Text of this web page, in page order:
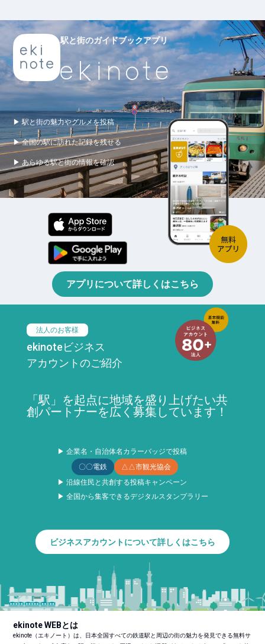
駅と街のガイドブックアプリ
▶ 駅と街の魅力やグルメを投稿
▶ 全国の駅に訪れた記録を残せる
▶ あらゆる駅と街の情報を確認
アプリについて詳しくはこちら
法人のお客様
ekinoteビジネス
アカウントのご紹介
「駅」を起点に地域を盛り上げたい共
創パートナーを広く募集しています！
▶ 企業名・自治体名カラーバッジで投稿
〇〇電鉄
△△市観光協会
▶ 沿線住民と共創する投稿キャンペーン
▶ 全国から集客できるデジタルスタンプラリー
ビジネスアカウントについて詳しくはこちら
ekinote WEBとは
ekinote（エキノート）は、日本全国すべての鉄道駅と周辺の街の魅力を発見できる無料サ